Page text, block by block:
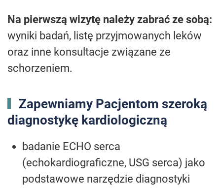
Na pierwszą wizytę należy zabrać ze sobą:
wyniki badań, listę przyjmowanych leków
oraz inne konsultacje związane ze
schorzeniem.
Zapewniamy Pacjentom szeroką
diagnostykę kardiologiczną
badanie ECHO serca
(echokardiograficzne, USG serca) jako
podstawowe narzędzie diagnostyki